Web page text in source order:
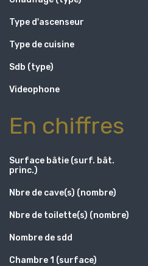
Type d'ascenseur
Type de cuisine
Sdb (type)
Videophone
En chiffres
Surface bâtie (surf. bât.
princ.)
Nbre de cave(s) (nombre)
Nbre de toilette(s) (nombre)
Nombre de sdd
Chambre 1 (surface)